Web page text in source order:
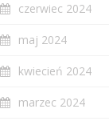
czerwiec 2024
maj 2024
kwiecień 2024
marzec 2024